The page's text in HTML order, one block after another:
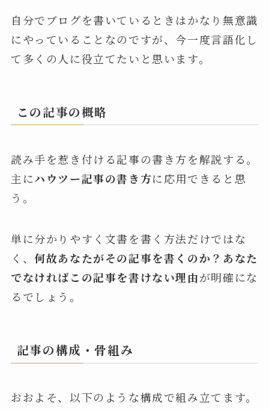
自分でブログを書いているときはかなり無意識
にやっていることなのですが、今一度言語化し
て多くの人に役立てたいと思います。
この記事の概略
読み手を惹き付ける記事の書き方を解説する。
主にハウツー記事の書き方に応用できると思
う。
単に分かりやすく文書を書く方法だけではな
く、何故あなたがその記事を書くのか？あなた
でなければこの記事を書けない理由が明確にな
るでしょう。
記事の構成・骨組み
おおよそ、以下のような構成で組み立てます。